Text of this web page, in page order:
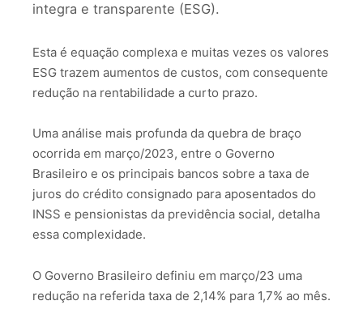
integra e transparente (ESG).
Esta é equação complexa e muitas vezes os valores
ESG trazem aumentos de custos, com consequente
redução na rentabilidade a curto prazo.
Uma análise mais profunda da quebra de braço
ocorrida em março/2023, entre o Governo
Brasileiro e os principais bancos sobre a taxa de
juros do crédito consignado para aposentados do
INSS e pensionistas da previdência social, detalha
essa complexidade.
O Governo Brasileiro definiu em março/23 uma
redução na referida taxa de 2,14% para 1,7% ao mês.